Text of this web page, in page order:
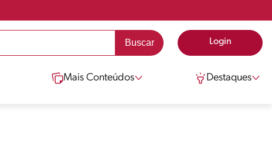
Login
Mais Conteúdos Destaques